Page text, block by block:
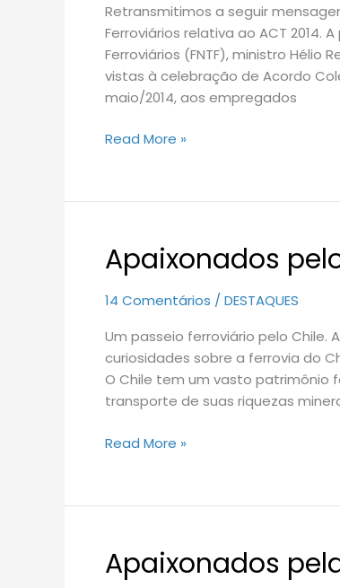
Retransmitimos a seguir
Ferroviários relativa ao ACT 2014.
Ferroviários (FNTF), ministro Hélio
vistas à celebração de Acordo
maio/2014, aos empregados
Read More »
Apaixonados
14 Comentários / DESTAQUES
Um passeio ferroviário pelo Chile.
curiosidades sobre a ferrovia do
O Chile tem um vasto patrimônio
transporte de suas riquezas
Apaixonados
pelo
Trem
Read More »
Apaixonados
Apaixonados
pela